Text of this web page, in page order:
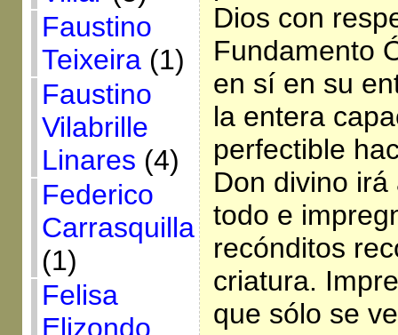
Faustino
Teixeira(1)
Faustino
Vilabrille
Linares (4)
Federico
Carrasquilla
(1)
Felisa
Elizondo
Dios con
Fundamento
en sí en su
la entera
perfectible
Don divino
todo e
recónditos
criatura.
que sólo se